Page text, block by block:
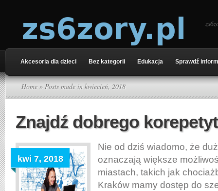
Akcesoria dla dzieci Bez kategorii Edukacja Sprawdź
Home » Posts made in kwiecień, 2018
Znajdź dobrego
kwi 7, 2018
Nie od dziś wiadomo, że
oznaczają większe
miastach, takich jak
Kraków mamy dostęp do